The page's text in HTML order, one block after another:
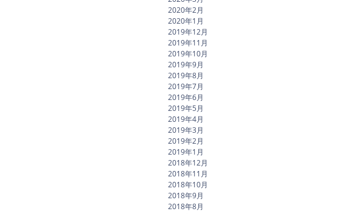
2020年2月
2020年1月
2019年12月
2019年11月
2019年10月
2019年9月
2019年8月
2019年7月
2019年6月
2019年5月
2019年4月
2019年3月
2019年2月
2019年1月
2018年12月
2018年11月
2018年10月
2018年9月
2018年8月